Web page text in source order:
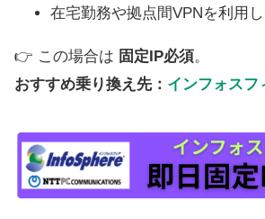
在宅勤務や拠点間VPNを利用
👉 この場合は 固定IP必須。
おすすめ乗り換え先： インフォスフ